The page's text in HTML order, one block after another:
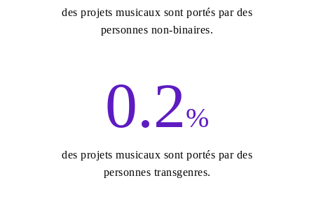
des projets musicaux sont portés par des
personnes non-binaires.
0.2%
des projets musicaux sont portés par des
personnes transgenres.